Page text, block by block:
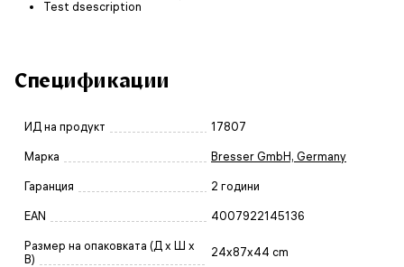
Test dsescription
Спецификации
ИД на продукт 17807
Марка Bresser GmbH, Germany
Гаранция 2 години
EAN 4007922145136
Размер на опаковката (Д x Ш x
В)
24x87x44 cm